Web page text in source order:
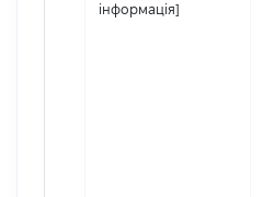
інформація]